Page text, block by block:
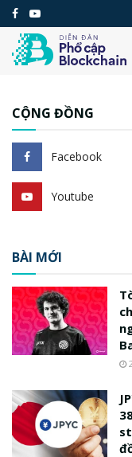
CỘNG ĐỒNG
Facebook
Youtube
BÀI MỚI